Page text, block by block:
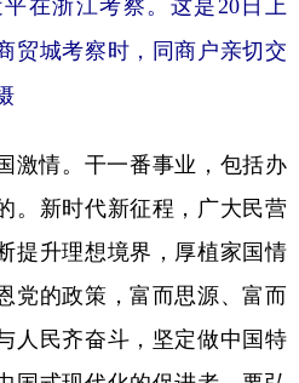
在浙江考察。这是20日上
贸城考察时，同商户亲切交
激情。 干一番事业，包括办
。新时代新征程，广大民营
提升理想境界，厚植家国情
党的政策，富而思源、富而
人民齐奋斗，坚定做中国特